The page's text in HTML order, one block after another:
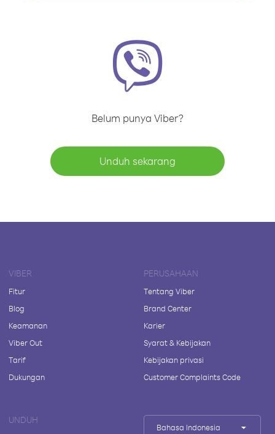
Belum punya Viber?
Unduh sekarang
VIBER
Fitur
Blog
Keamanan
Viber Out
Tarif
Dukungan
PERUSAHAAN
Tentang Viber
Brand Center
Karier
Syarat & Kebijakan
Kebijakan privasi
Customer Complaints Code
UNDUH
Bahasa Indonesia